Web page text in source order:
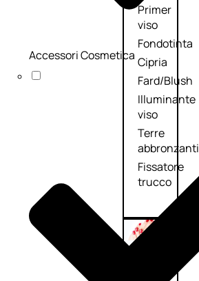
Primer
viso
Fondotinta
Cipria
Fard/Blush
Illuminante
viso
Terre
abbronzanti
Fissatore
trucco
Smalto
Accessori Cosmetica